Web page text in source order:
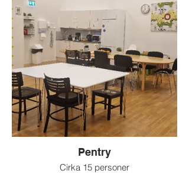
Kan bokas i kombination med andra rum
när ni behöver komplettera med en socialt
avslappnad miljö för exempelvis mingel
och mottagning.
Pentry
Cirka 15 personer